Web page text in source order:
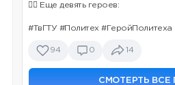
👉🏻 Еще девять героев:
#ТвГТУ #Политех #ГеройПолитеха
94 0 14
СМОТЕРТЬ ВСЕ